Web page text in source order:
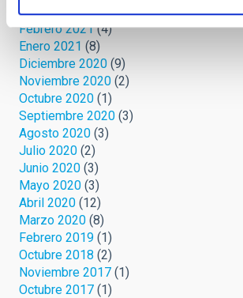
Marzo 2021(7)
Febrero 2021(4)
Enero 2021 (8)
Diciembre 2020 (9)
Noviembre 2020 (2)
Octubre 2020 (1)
Septiembre 2020 (3)
Agosto 2020 (3)
Julio 2020 (2)
Junio 2020 (3)
Mayo 2020 (3)
Abril 2020 (12)
Marzo 2020 (8)
Febrero 2019 (1)
Octubre 2018 (2)
Noviembre 2017 (1)
Octubre 2017 (1)